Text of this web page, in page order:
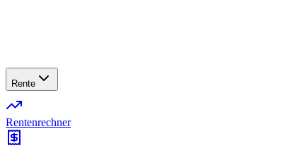
Rente
Rentenrechner